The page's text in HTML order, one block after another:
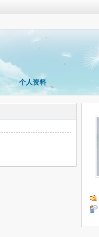
个人资料